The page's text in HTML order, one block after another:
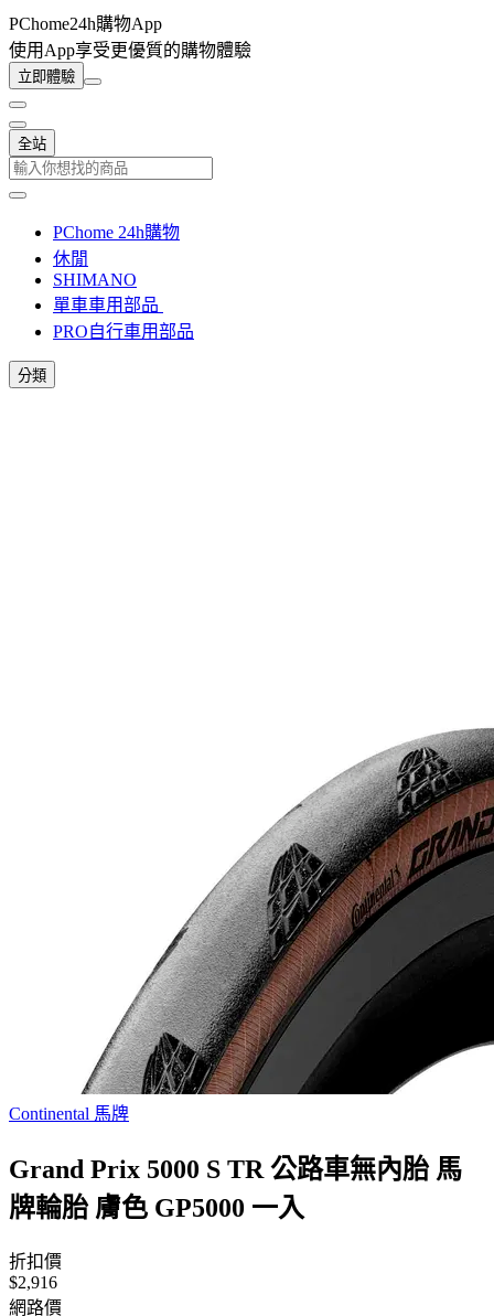
PChome24h購物App
使用App享受更優質的購物體驗
立即體驗
全站
PChome 24h購物
休閒
SHIMANO
單車車用部品
PRO自行車用部品
分類
Continental 馬牌
Grand Prix 5000 S TR 公路車無內胎 馬
牌輪胎 膚色 GP5000 一入
折扣價
$2,916
網路價